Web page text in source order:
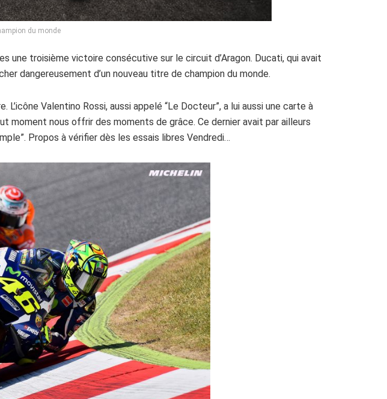
du monde
une troisième victoire consécutive sur le circuit d’Aragon. Ducati, qui avait
dangereusement d’un nouveau titre de champion du monde.
Valentino Rossi, aussi appelé “Le Docteur”, a lui aussi une carte à
moment nous offrir des moments de grâce. Ce dernier avait par ailleurs
Propos à vérifier dès les essais libres Vendredi…